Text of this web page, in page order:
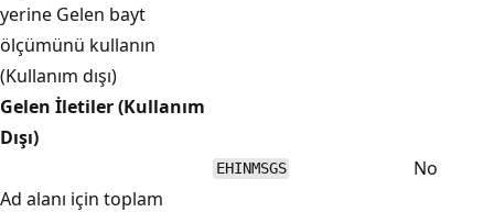
yerine Gelen bayt
ölçümünü kullanın
(Kullanım dışı)
Gelen İletiler (Kullanım
Dışı)
Ad alanı için toplam
EHINMSGS No